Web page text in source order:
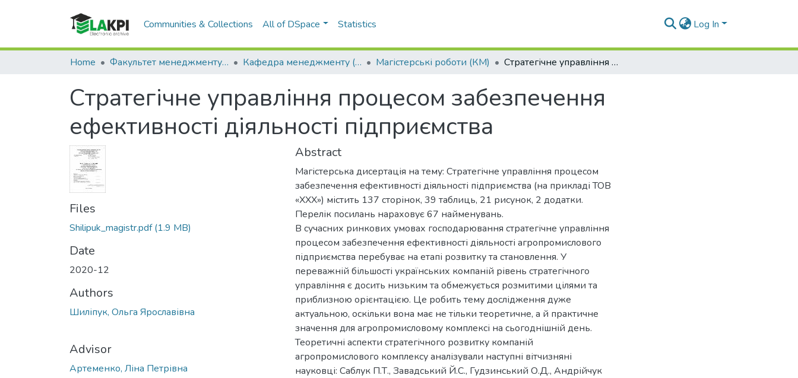
Communities & Collections All of DSpace Statistics Log In
Home Факультет менеджменту та маркетингу (ФММ) Кафедра менеджменту (КМ) Магістерські роботи (КМ) Стратегічне управління процесом забезпечення ефективності діяльності підприємства
Стратегічне управління процесом забезпечення
ефективності діяльності підприємства
Files
Shilipuk_magistr.pdf(1.9 MB)
Date
2020-12
Authors
Шиліпук, Ольга Ярославівна
Advisor
Артеменко, Ліна Петрівна
Abstract
Магістерська дисертація на тему: Стратегічне управління процесом
забезпечення ефективності діяльності підприємства (на прикладі ТОВ
«ХХХ») містить 137 сторінок, 39 таблиць, 21 рисунок, 2 додатки.
Перелік посилань нараховує 67 найменувань.
В сучасних ринкових умовах господарювання стратегічне управління
процесом забезпечення ефективності діяльності агропромислового
підприємства перебуває на етапі розвитку та становлення. У
переважній більшості українських компаній рівень стратегічного
управління є досить низьким та обмежується розмитими цілями та
приблизною орієнтацією. Це робить тему дослідження дуже
актуальною, оскільки вона має не тільки теоретичне, а й практичне
значення для агропромисловому комплексі на сьогоднішній день.
Теоретичні аспекти стратегічного розвитку компаній
агропромислового комплексу аналізували наступні вітчизняні
науковці: Саблук П.Т., Завадський Й.С., Гудзинський О.Д., Андрійчук